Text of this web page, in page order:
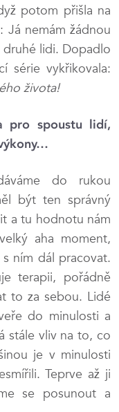
potom přišla na
Já nemám žádnou
lidi. Dopadlo
série vykřikovala:
života!
pro spoustu lidí,
do rukou
být ten správný
a tu hodnotu nám
aha moment,
ním dál pracovat.
terapii, pořádně
to za sebou. Lidé
do minulosti a
stále vliv na to, co
je v minulosti
Teprve až ji
se posunout a